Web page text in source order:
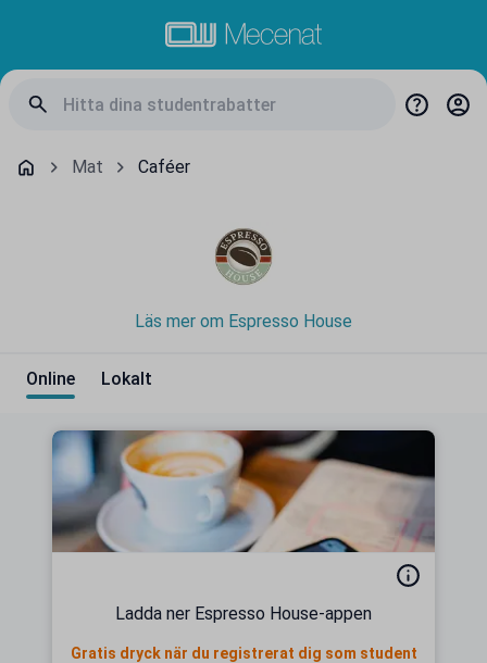
Mat Caféer
Läs mer om Espresso House
Online Lokalt
Ladda ner Espresso House-appen
Gratis dryck när du registrerat dig som student